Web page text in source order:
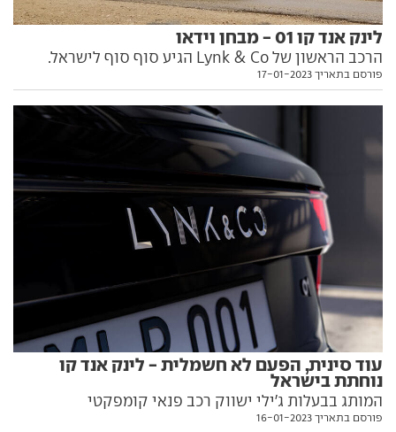
לינק אנד קו 01 - מבחן וידאו
הרכב הראשון של Lynk & Co הגיע סוף סוף לישראל.
לקחנו אותו למבחן ראשון כדי להבין האם הוא ספג את
פורסם בתאריך 17-01-2023
עוד סינית, הפעם לא חשמלית - לינק אנד קו
נוחתת בישראל
המותג בבעלות ג'ילי ישווק רכב פנאי קומפקטי
היברידי-נטען, במחיר יקר מהמתחרה הסינית - אך זול
פורסם בתאריך 16-01-2023